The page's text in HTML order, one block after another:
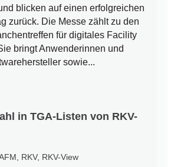
blicken auf einen erfolgreichen
zurück. Die Messe zählt zu den
für digitales Facility
bringt Anwenderinnen und
sowie...
in TGA-Listen von RKV-
RKV, RKV-View